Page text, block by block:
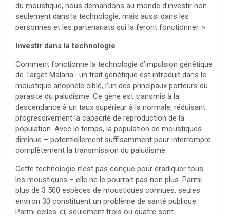
du moustique, nous demandons au monde d’investir non
seulement dans la technologie, mais aussi dans les
personnes et les partenariats qui la feront fonctionner. »
Investir dans la technologie
Comment fonctionne la technologie d’impulsion génétique
de Target Malaria : un trait génétique est introduit dans le
moustique anophèle ciblé, l’un des principaux porteurs du
parasite du paludisme. Ce gène est transmis à la
descendance à un taux supérieur à la normale, réduisant
progressivement la capacité de reproduction de la
population. Avec le temps, la population de moustiques
diminue – potentiellement suffisamment pour interrompre
complètement la transmission du paludisme.
Cette technologie n’est pas conçue pour éradiquer tous
les moustiques – elle ne le pourrait pas non plus. Parmi
plus de 3 500 espèces de moustiques connues, seules
environ 30 constituent un problème de santé publique.
Parmi celles-ci, seulement trois ou quatre sont